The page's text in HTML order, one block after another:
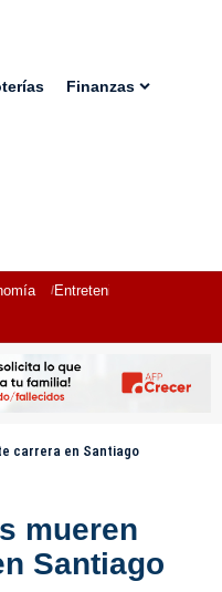
Finanzas
Entretenimiento
carrera en Santiago
mueren
Santiago